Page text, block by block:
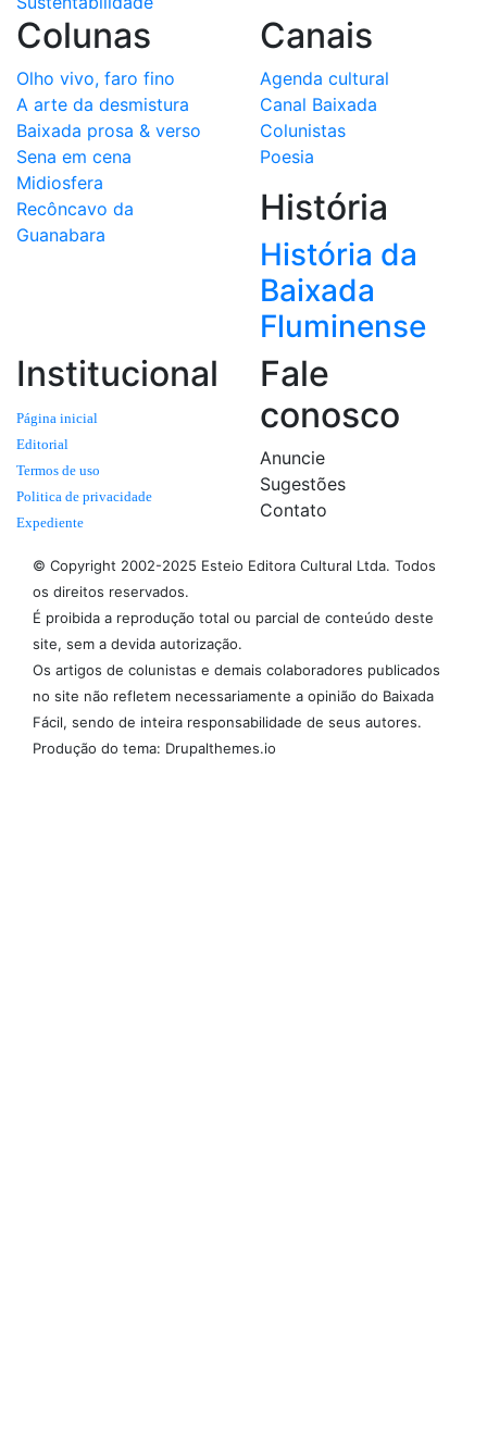
Colunas
Olho vivo, faro fino
A arte da desmistura
Baixada prosa & verso
Sena em cena
Midiosfera
Recôncavo da
Guanabara
Canais
Agenda cultural
Canal Baixada
Colunistas
Poesia
História
História da
Baixada
Fluminense
Institucional
Página inicial
Editorial
Termos de uso
Politica de privacidade
Expediente
Fale
conosco
Anuncie
Sugestões
Contato
© Copyright 2002-2025 Esteio Editora Cultural Ltda. Todos
os direitos reservados.
É proibida a reprodução total ou parcial de conteúdo deste
site, sem a devida autorização.
Os artigos de colunistas e demais colaboradores publicados
no site não refletem necessariamente a opinião do Baixada
Fácil, sendo de inteira responsabilidade de seus autores.
Produção do tema: Drupalthemes.io